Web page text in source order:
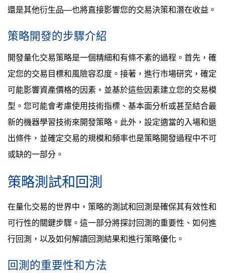
還是其他衍生品—也將直接影響您的交易決策和潛在收益。
策略開發的步驟介紹
開發量化交易策略是一個精細和有條不紊的過程。首先，確
定您的交易目標和風險容忍度。接著，進行市場研究，確定
可能影響資產價格的因素，並基於這些因素建立您的交易模
型。您可能會考慮使用技術指標、基本面分析或甚至結合最
新的機器學習技術來開發策略。此外，設定適當的入場和退
出條件，並確定交易的規模和頻率也是策略開發過程中不可
或缺的一部分。
策略測試和回測
在量化交易的世界中，策略的測試和回測是確保其有效性和
可行性的關鍵步驟。這一部分將探討回測的重要性、如何進
行回測，以及如何解讀回測結果和進行策略優化。
回測的重要性和方法